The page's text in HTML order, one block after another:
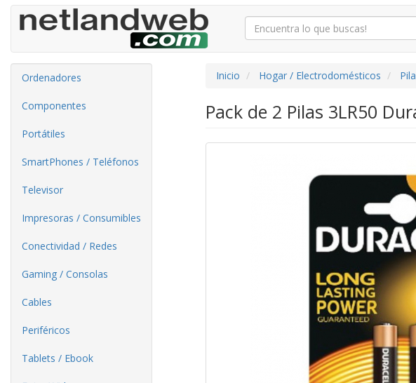
Ordenadores
Componentes
Portátiles
SmartPhones / Teléfonos
Televisor
Impresoras / Consumibles
Conectividad / Redes
Gaming / Consolas
Cables
Periféricos
Tablets / Ebook
Inicio Hogar / Electrodomésticos
Pack de 2 Pilas 3LR50